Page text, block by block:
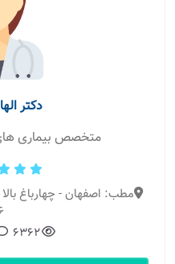
دکتر
متخصص بیماری
6362